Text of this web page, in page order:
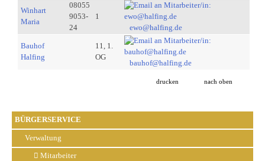
BÜRGERSERVICE
Verwaltung
Mitarbeiter
Winhart
Maria
08055
9053-
24
1
ewo@halfing.de
Bauhof
Halfing
11, 1.
OG
bauhof@halfing.de
drucken nach oben